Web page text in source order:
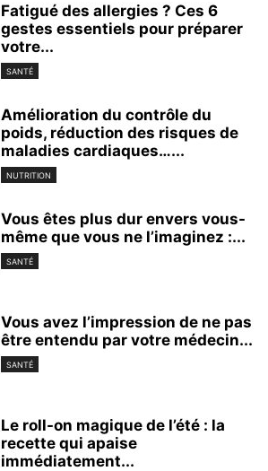
Fatigué des allergies ? Ces 6
gestes essentiels pour préparer
votre...
SANTÉ
Amélioration du contrôle du
poids, réduction des risques de
maladies cardiaques…...
NUTRITION
Vous êtes plus dur envers vous-
même que vous ne l’imaginez :...
SANTÉ
Vous avez l’impression de ne pas
être entendu par votre médecin...
SANTÉ
Le roll-on magique de l’été : la
recette qui apaise
immédiatement...